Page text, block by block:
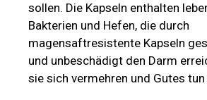
sollen. Die Kapseln enthalten
Bakterien und Hefen, die durch
magensaftresistente Kapseln
und unbeschädigt den Darm
sie sich vermehren und Gutes